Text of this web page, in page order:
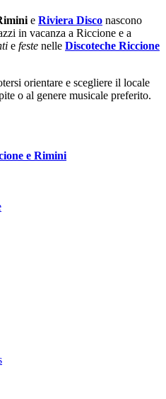
e Riviera Disco nascono
in vacanza a Riccione e a
e feste nelle Discoteche Riccione
orientare e scegliere il locale
o al genere musicale preferito.
e Rimini